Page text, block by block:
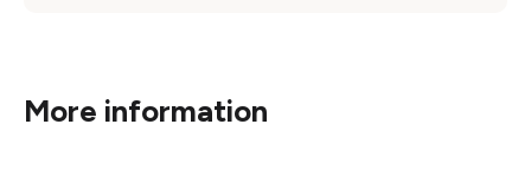
More information